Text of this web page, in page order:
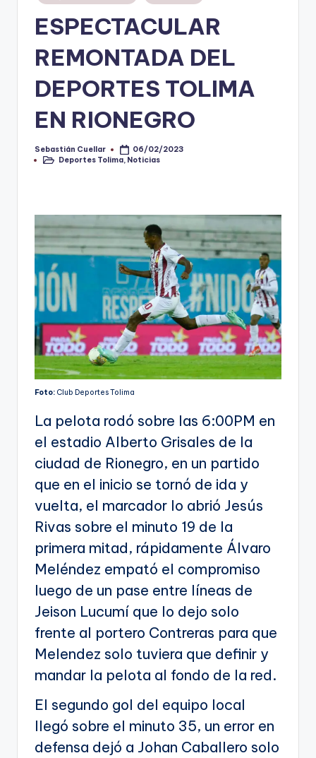
V
en
ESPECTACULAR
REMONTADA DEL
DEPORTES TOLIMA
EN RIONEGRO
Publicado
por
Sebastián Cuellar
06/02/2023
Publicado
Deportes Tolima Noticias
Foto: Club Deportes Tolima
La pelota rodó sobre las 6:00PM en
el estadio Alberto Grisales de la
ciudad de Rionegro, en un partido
que en el inicio se tornó de ida y
vuelta, el marcador lo abrió Jesús
Rivas sobre el minuto 19 de la
primera mitad, rápidamente Álvaro
Meléndez empató el compromiso
luego de un pase entre líneas de
Jeison Lucumí que lo dejo solo
frente al portero Contreras para que
Melendez solo tuviera que definir y
mandar la pelota al fondo de la red.
El segundo gol del equipo local
llegó sobre el minuto 35, un error en
defensa dejó a Johan Caballero solo